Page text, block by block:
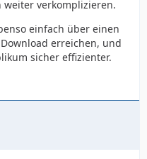
verkomplizieren.
einfach über einen
erreichen, und
sicher effizienter.